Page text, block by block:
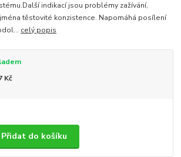
indikací jsou problémy zažívání,
těstovité konzistence. Napomáhá posílení
celý popis
Kč
Přidat do košíku